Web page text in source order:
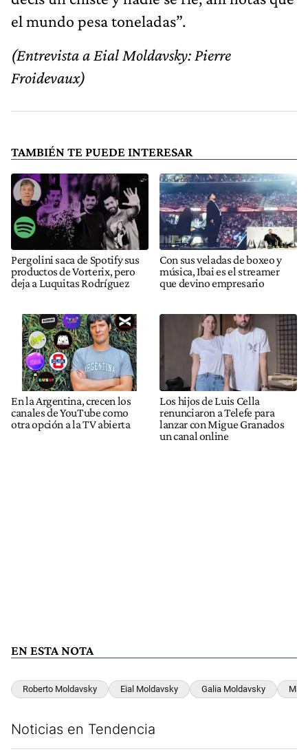
el mundo pesa toneladas”.
(Entrevista a Eial Moldavsky: Pierre
Froidevaux)
TAMBIÉN TE PUEDE INTERESAR
Pergolini saca de Spotify sus
productos de Vorterix, pero
deja a Luquitas Rodríguez
Con sus veladas de boxeo y
música, Ibai es el streamer
que devino empresario
En la Argentina, crecen los
canales de YouTube como
otra opción a la TV abierta
Los hijos de Luis Cella
renunciaron a Telefe para
lanzar con Migue Granados
un canal online
EN ESTA NOTA
Roberto Moldavsky Eial Moldavsky Galia Moldavsky
Noticias en Tendencia